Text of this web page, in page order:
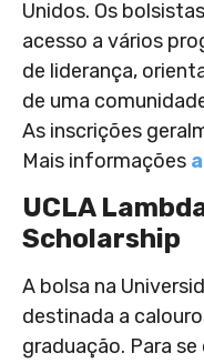
Unidos. Os
acesso a vários
de liderança,
de uma
As inscrições
Mais informações
UCLA
Scholarship
A bolsa na
destinada a
graduação. Para